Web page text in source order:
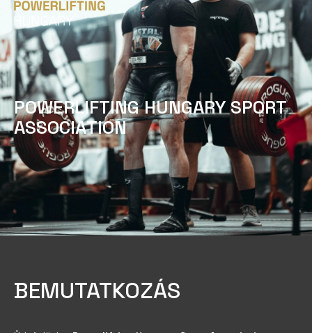
POWERLIFTING HUNGARY SPORT
ASSOCIATION
BEMUTATKOZÁS